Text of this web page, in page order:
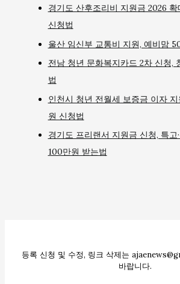
경기도 산후조리비 지원금 2026
신청법
울산 임신부 교통비 지원, 예비맘
전남 청년 문화복지카드 2차 신청,
법
인천시 청년 전월세 보증금 이자
원 신청법
경기도 프리랜서 지원금 신청, 특고
100만원 받는법
등록 신청 및 수정, 링크 삭제는
바랍니다.